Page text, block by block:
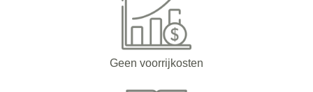
Geen voorrijkosten